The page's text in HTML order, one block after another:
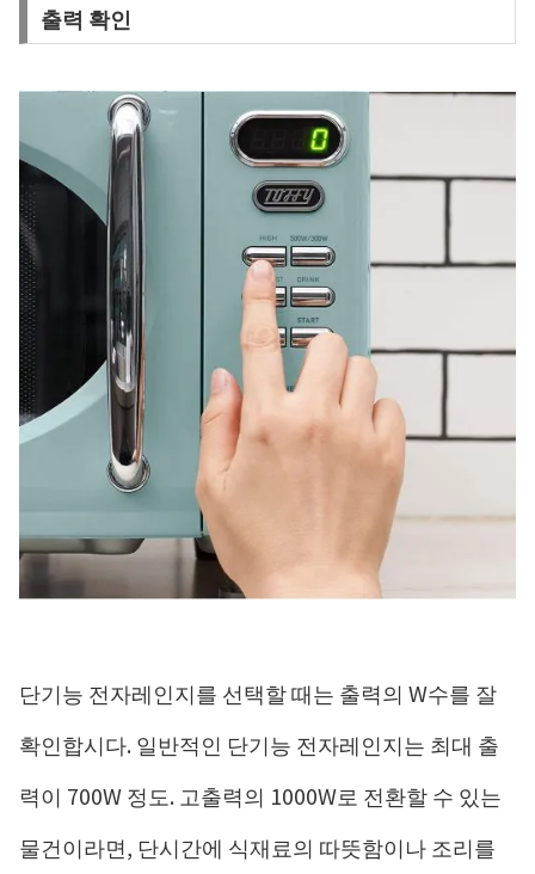
출력 확인
단기능 전자레인지를 선택할 때는 출력의 W수를 잘
확인합시다. 일반적인 단기능 전자레인지는 최대 출
력이 700W 정도. 고출력의 1000W로 전환할 수 있는
물건이라면, 단시간에 식재료의 따뜻함이나 조리를